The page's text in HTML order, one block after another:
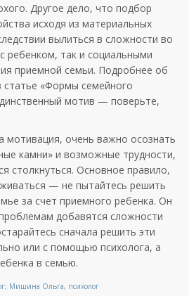
Другое дело, что подбор
исходя из материальных
вылиться в сложности во
ребенком, так и социальными
приемной семьи. Подробнее об
«Формы семейного
мотив — поверьте,
мотивация, очень важно осознать
камни» и возможные трудности,
столкнуться. Основное правило,
— не пытайтесь решить
за счет приемного ребенка. Он
добавятся сложности
сначала решить эти
или с помощью психолога, а
в семью.
; Мишина Ольга, психолог